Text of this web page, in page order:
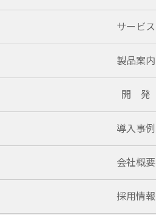
サービス
製品案内
開 発
導入事例
会社概要
採用情報